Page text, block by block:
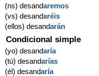
(ns) desandaremos
(vs) desandaréis
(ellos) desandarán
Condicional simple
(yo) desandaría
(tú) desandarías
(él) desandaría